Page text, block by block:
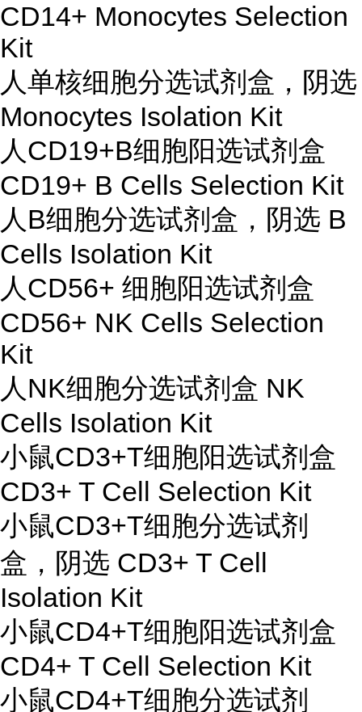
CD14+ Monocytes Selection
Kit
人单核细胞分选试剂盒，阴选
Monocytes Isolation Kit
人CD19+B细胞阳选试剂盒
CD19+ B Cells Selection Kit
人B细胞分选试剂盒，阴选 B
Cells Isolation Kit
人CD56+ 细胞阳选试剂盒
CD56+ NK Cells Selection
Kit
人NK细胞分选试剂盒 NK
Cells Isolation Kit
小鼠CD3+T细胞阳选试剂盒
CD3+ T Cell Selection Kit
小鼠CD3+T细胞分选试剂
盒，阴选 CD3+ T Cell
Isolation Kit
小鼠CD4+T细胞阳选试剂盒
CD4+ T Cell Selection Kit
小鼠CD4+T细胞分选试剂